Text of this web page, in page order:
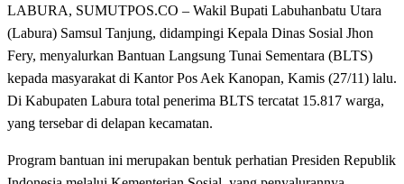
LABURA, SUMUTPOS.CO – Wakil Bupati Labuhanbatu Utara
(Labura) Samsul Tanjung, didampingi Kepala Dinas Sosial Jhon
Fery, menyalurkan Bantuan Langsung Tunai Sementara (BLTS)
kepada masyarakat di Kantor Pos Aek Kanopan, Kamis (27/11) lalu.
Di Kabupaten Labura total penerima BLTS tercatat 15.817 warga,
yang tersebar di delapan kecamatan.
Program bantuan ini merupakan bentuk perhatian Presiden Republik